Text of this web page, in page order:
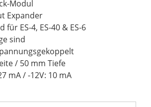
Modul
Expander
für ES-4, ES-40 & ES-6
sind
/ 50 mm Tiefe
mA / -12V: 10 mA